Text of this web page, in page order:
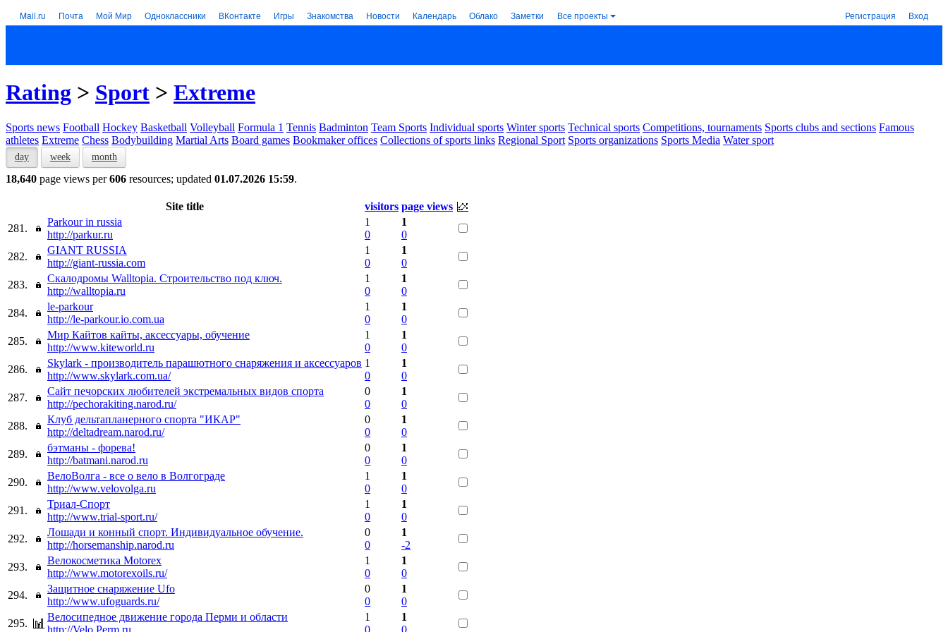
Mail.ru Почта Мой Мир Одноклассники ВКонтакте Игры Знакомства Новости Календарь Облако Заметки Все проекты Регистрация Вход
Rating > Sport > Extreme
Sports news Football Hockey Basketball Volleyball Formula 1 Tennis Badminton Team Sports Individual sports Winter sports Technical sports Competitions, tournaments Sports clubs and sections Famous
athletes Extreme Chess Bodybuilding Martial Arts Board games Bookmaker offices Collections of sports links Regional Sport Sports organizations Sports Media Water sport
day week month
18,640 page views per606 resources; updated 01.07.2026 15:59.
Site title visitors page views
281.
Parkour in russia
http://parkur.ru
1
0
1
0
282.
GIANT RUSSIA
http://giant-russia.com
1
0
1
0
283.
Скалодромы Walltopia. Строительство под ключ.
http://walltopia.ru
1
0
1
0
284.
le-parkour
http://le-parkour.io.com.ua
1
0
1
0
285.
Мир Кайтов кайты, аксессуары, обучение
http://www.kiteworld.ru
1
0
1
0
286.
Skylark - производитель парашютного снаряжения и аксессуаров
http://www.skylark.com.ua/
1
0
1
0
287.
Сайт печорских любителей экстремальных видов спорта
http://pechorakiting.narod.ru/
0
0
1
0
288.
Клуб дельтапланерного спорта "ИКАР"
http://deltadream.narod.ru/
0
0
1
0
289.
бэтманы - форева!
http://batmani.narod.ru
0
0
1
0
290.
ВелоВолга - все о вело в Волгограде
http://www.velovolga.ru
1
0
1
0
291.
Триал-Спорт
http://www.trial-sport.ru/
1
0
1
0
292.
Лошади и конный спорт. Индивидуальное обучение.
http://horsemanship.narod.ru
0
0
1
-2
293.
Велокосметика Motorex
http://www.motorexoils.ru/
1
0
1
0
294.
Защитное снаряжение Ufo
http://www.ufoguards.ru/
0
0
1
0
295.
Велосипедное движение города Перми и области
http://Velo.Perm.ru
1
0
1
0